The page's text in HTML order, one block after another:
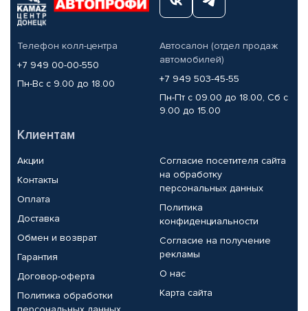
Телефон колл-центра
+7 949 00-00-550
Пн-Вс с 9.00 до 18.00
Автосалон (отдел продаж
автомобилей)
+7 949 503-45-55
Пн-Пт с 09.00 до 18.00, Сб с
9.00 до 15.00
Клиентам
Акции
Контакты
Оплата
Доставка
Обмен и возврат
Гарантия
Договор-оферта
Политика обработки
Согласие посетителя сайта
на обработку
персональных данных
Политика
конфиденциальности
Согласие на получение
рекламы
О нас
Карта сайта